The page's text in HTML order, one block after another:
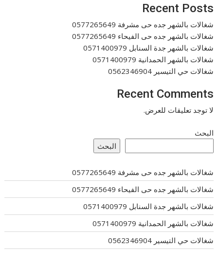
Recent Posts
شغالات بالشهر جده حى مشرفة 0577265649
شغالات بالشهر جده حى الفيحاء 0577265649
شغالات بالشهر جدة السنابل 0571400979
شغالات بالشهر الحمدانية 0571400979
شغالات حي التيسير 0562346904
Recent Comments
لا توجد تعليقات للعرض.
البحث
البحث
شغالات بالشهر جده حى مشرفة 0577265649
شغالات بالشهر جده حى الفيحاء 0577265649
شغالات بالشهر جدة السنابل 0571400979
شغالات بالشهر الحمدانية 0571400979
شغالات حي التيسير 0562346904